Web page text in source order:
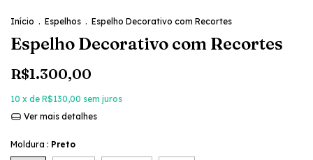
Início . Espelhos . Espelho Decorativo com Recortes
Espelho Decorativo com Recortes
R$1.300,00
10 x de R$130,00 sem juros
Ver mais detalhes
Moldura : Preto